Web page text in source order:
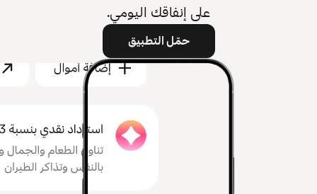
على إنفاقك اليومي.
حمّل التطبيق